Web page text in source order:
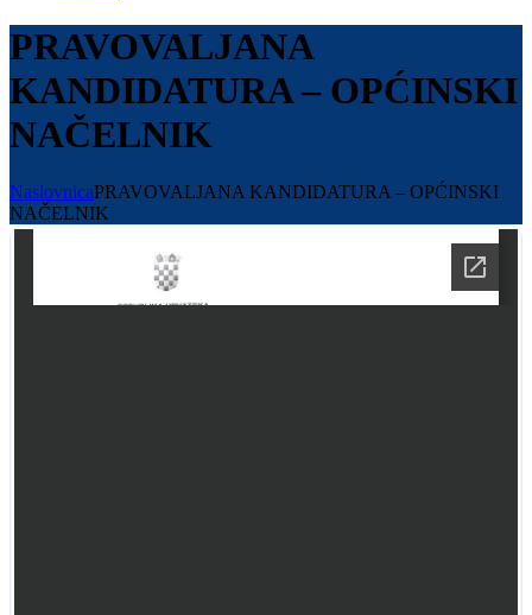
PRAVOVALJANA
KANDIDATURA – OPĆINSKI
NAČELNIK
NaslovnicaPRAVOVALJANA KANDIDATURA – OPĆINSKI
NAČELNIK